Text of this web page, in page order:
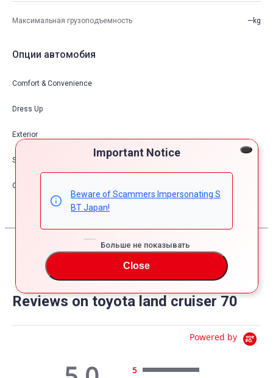
Important Notice
Beware of Scammers Impersonating S
BT Japan!
Больше не показывать
Close
Максимальная грузоподъемность —kg
Опции автомобия
Comfort & Convenience
Dress Up
Exterior
Safety
Other
Reviews on toyota land cruiser 70
Powered by
5